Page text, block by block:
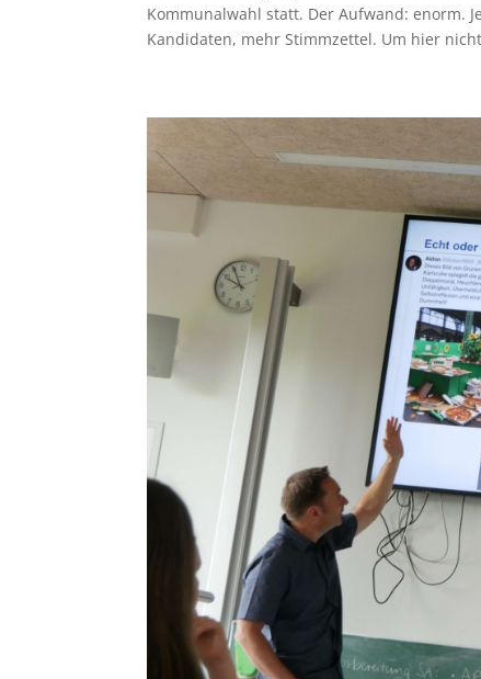
Kommunalwahl statt. Der Aufwand: enorm.
Kandidaten, mehr Stimmzettel. Um hier